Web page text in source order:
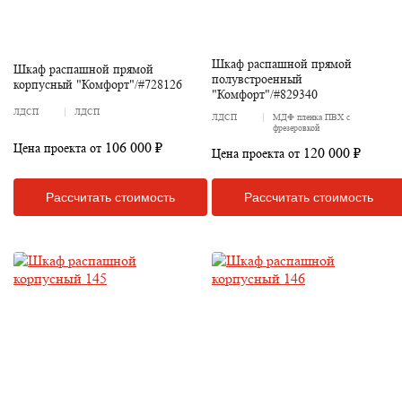
Шкаф распашной прямой
корпусный "Комфорт"/#728126
ЛДСП ЛДСП
Цена проекта от 106 000 ₽
Рассчитать стоимость
Шкаф распашной прямой
полувстроенный
"Комфорт"/#829340
ЛДСП
МДФ пленка ПВХ с
фрезеровкой
Цена проекта от 120 000 ₽
Рассчитать стоимость